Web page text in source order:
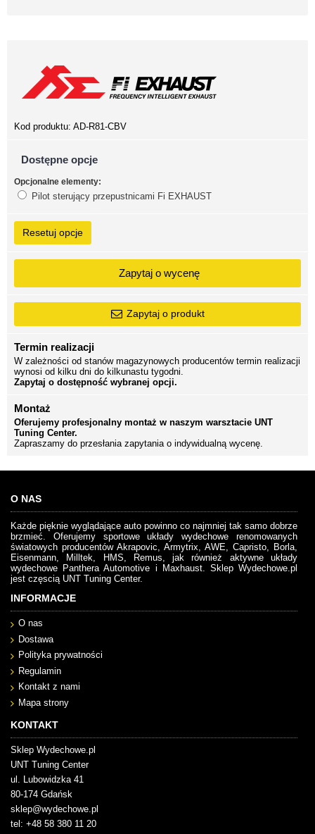
Kod produktu: AD-R81-CBV
Dostępne opcje
Opcjonalne elementy:
Pilot sterujący przepustnicami Fi EXHAUST
Resetuj opcje
Zapytaj o wycenę
Zapytaj o produkt
Termin realizacji
W zależności od stanów magazynowych producentów termin realizacji
wynosi od kilku dni do kilkunastu tygodni.
Zapytaj o dostępność wybranej opcji.
Montaż
Oferujemy profesjonalny montaż w naszym warsztacie UNT
Tuning Center.
Zapraszamy do przesłania zapytania o indywidualną wycenę.
O NAS
Każde pięknie wyglądające auto powinno co najmniej tak samo dobrze
brzmieć. Oferujemy sportowe układy wydechowe renomowanych
światowych producentów Akrapovic, Armytrix, AWE, Capristo, Borla,
Eisenmann, Milltek, HMS, Remus, jak również aktywne układy
wydechowe Panthera Automotive i Maxhaust. Sklep Wydechowe.pl
jest częscią UNT Tuning Center.
INFORMACJE
O nas
Dostawa
Polityka prywatności
Regulamin
Kontakt z nami
Mapa strony
KONTAKT
Sklep Wydechowe.pl
UNT Tuning Center
ul. Lubowidzka 41
80-174 Gdańsk
sklep@wydechowe.pl
tel: +48 58 380 11 20